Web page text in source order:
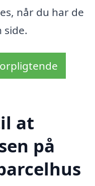
når du har de
side.
at
på